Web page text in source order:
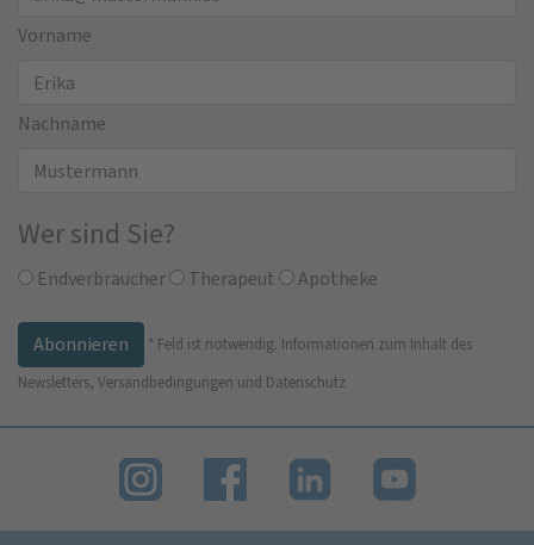
Vorname
Nachname
Wer sind Sie?
Endverbraucher Therapeut Apotheke
* Feld ist notwendig. Informationen zum Inhalt des
Newsletters, Versandbedingungen und Datenschutz